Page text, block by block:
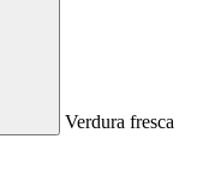
Verdura fresca